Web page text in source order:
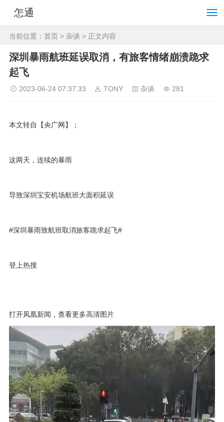
怎通
当前位置： 首页 > 杂谈 > 正文内容
深圳暴雨航班延误取消，有旅客情绪崩溃跪求
起飞
2023-06-24 07:37:33 TONY 杂谈 281
本文转自【央广网】；
这两天，连续的暴雨
导致深圳宝安机场航班大面积延误
#深圳暴雨致航班取消旅客跪求起飞#
登上热搜
打开凤凰新闻，查看更多高清图片